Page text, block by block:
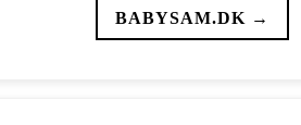
BABYSAM.DK →